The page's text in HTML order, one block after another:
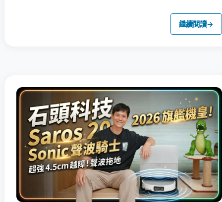
繼續閱讀→